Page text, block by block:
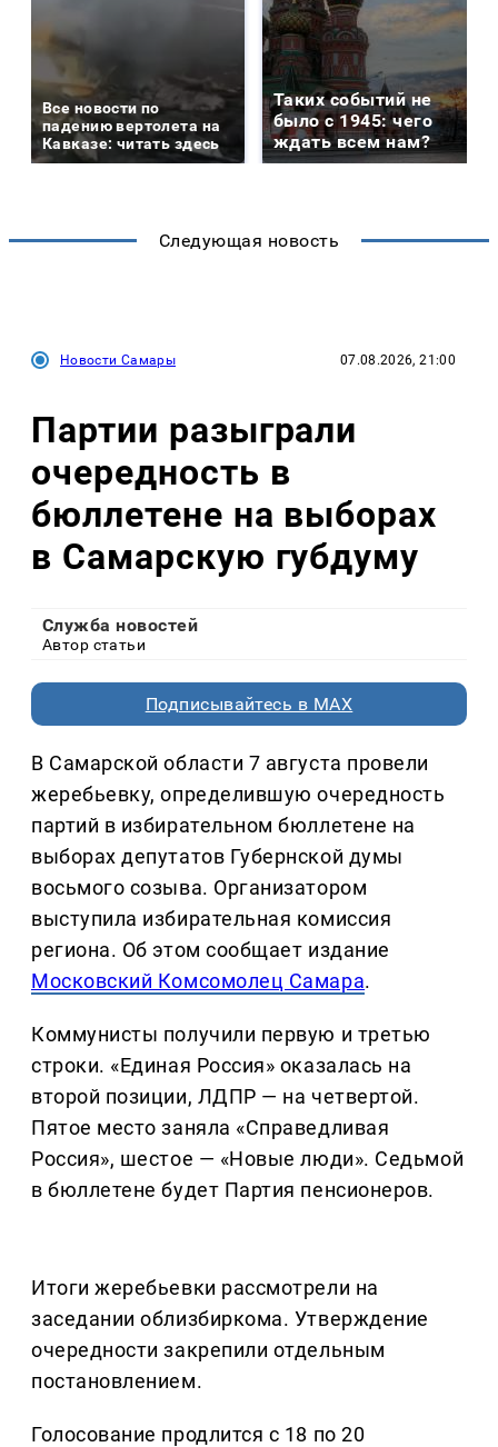
Все новости по
падению вертолета на
Кавказе: читать здесь
Таких событий не
было с 1945: чего
ждать всем нам?
Следующая новость
Новости Самары 07.08.2026, 21:00
Партии разыграли
очередность в
бюллетене на выборах
в Самарскую губдуму
Служба новостей
Автор статьи
Подписывайтесь в MAX
В Самарской области 7 августа провели
жеребьевку, определившую очередность
партий в избирательном бюллетене на
выборах депутатов Губернской думы
восьмого созыва. Организатором
выступила избирательная комиссия
региона. Об этом сообщает издание
Московский Комсомолец Самара.
Коммунисты получили первую и третью
строки. «Единая Россия» оказалась на
второй позиции, ЛДПР — на четвертой.
Пятое место заняла «Справедливая
Россия», шестое — «Новые люди». Седьмой
в бюллетене будет Партия пенсионеров.
Итоги жеребьевки рассмотрели на
заседании облизбиркома. Утверждение
очередности закрепили отдельным
постановлением.
Голосование продлится с 18 по 20